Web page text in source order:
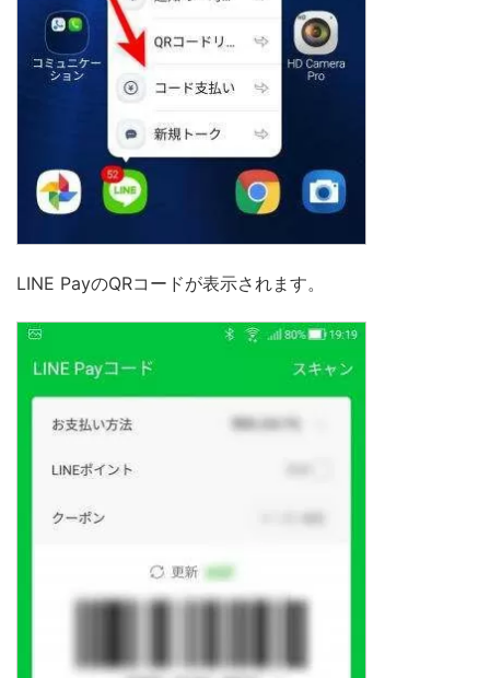
LINE PayのQRコードが表示されます。